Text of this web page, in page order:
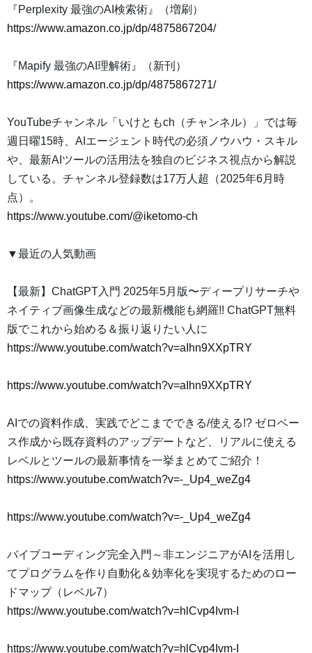
『Perplexity 最強のAI検索術』（増刷）
https://www.amazon.co.jp/dp/4875867204/
『Mapify 最強のAI理解術』（新刊）
https://www.amazon.co.jp/dp/4875867271/
YouTubeチャンネル「いけともch（チャンネル）」では毎
週日曜15時、AIエージェント時代の必須ノウハウ・スキル
や、最新AIツールの活用法を独自のビジネス視点から解説
している。チャンネル登録数は17万人超（2025年6月時
点）。
https://www.youtube.com/@iketomo-ch
▼最近の人気動画
【最新】ChatGPT入門 2025年5月版〜ディープリサーチや
ネイティブ画像生成などの最新機能も網羅!! ChatGPT無料
版でこれから始める＆振り返りたい人に
https://www.youtube.com/watch?v=aIhn9XXpTRY
https://www.youtube.com/watch?v=aIhn9XXpTRY
AIでの資料作成、実践でどこまでできる/使える!? ゼロベー
ス作成から既存資料のアップデートなど、リアルに使える
レベルとツールの最新事情を一挙まとめてご紹介！
https://www.youtube.com/watch?v=-_Up4_weZg4
https://www.youtube.com/watch?v=-_Up4_weZg4
バイブコーディング完全入門～非エンジニアがAIを活用し
てプログラムを作り自動化＆効率化を実現するためのロー
ドマップ（レベル7）
https://www.youtube.com/watch?v=hlCvp4Ivm-I
https://www.youtube.com/watch?v=hlCvp4Ivm-I